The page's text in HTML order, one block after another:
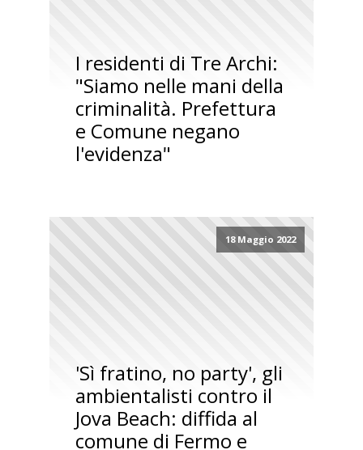
I residenti di Tre Archi:
"Siamo nelle mani della
criminalità. Prefettura
e Comune negano
l'evidenza"
18 Maggio 2022
'Sì fratino, no party', gli
ambientalisti contro il
Jova Beach: diffida al
comune di Fermo e